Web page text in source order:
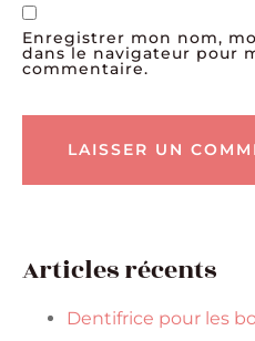
Enregistrer mon nom,
dans le navigateur pour
commentaire.
Articles récents
Dentifrice pour les